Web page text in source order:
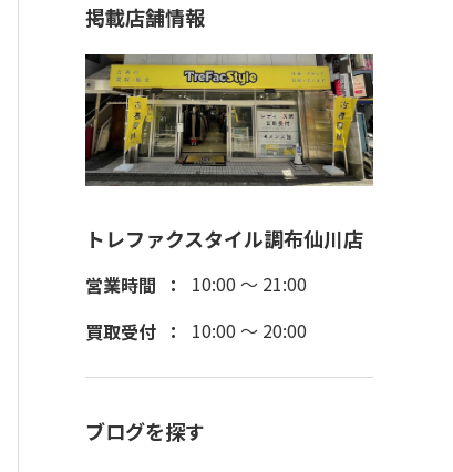
掲載店舗情報
トレファクスタイル調布仙川店
営業時間
10:00 ～ 21:00
買取受付
10:00 ～ 20:00
ブログを探す